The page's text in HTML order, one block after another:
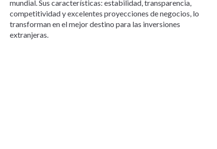
mundial. Sus características: estabilidad, transparencia,
competitividad y excelentes proyecciones de negocios, lo
transforman en el mejor destino para las inversiones
extranjeras.